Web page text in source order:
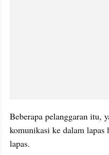
Beberapa pelanggaran itu,
komunikasi ke dalam
lapas.